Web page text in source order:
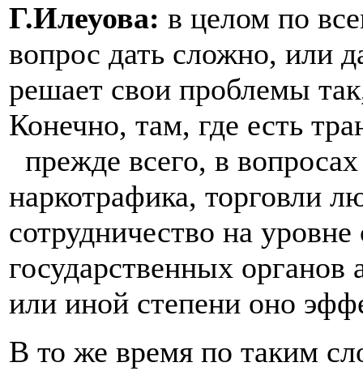
Г.Илеуова: в целом по
вопрос дать сложно, или
решает свои проблемы
Конечно, там, где есть
прежде всего, в
наркотрафика, торговли
сотрудничество на
государственных органов
или иной степени оно
В то же время по таким